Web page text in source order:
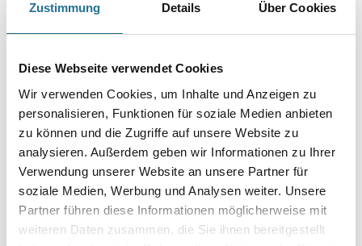
Zustimmung Details Über Cookies
Diese Webseite verwendet Cookies
Wir verwenden Cookies, um Inhalte und Anzeigen zu
personalisieren, Funktionen für soziale Medien anbieten
zu können und die Zugriffe auf unsere Website zu
analysieren. Außerdem geben wir Informationen zu Ihrer
Verwendung unserer Website an unsere Partner für
soziale Medien, Werbung und Analysen weiter. Unsere
Partner führen diese Informationen möglicherweise mit
weiteren Daten zusammen, die Sie ihnen bereitgestellt
- Sehr gut chemikalienbeständig
- Widerstandsfähig gegen mechanische Belastung
- Nasstemperaturbelastbar bis 40 °C
- Dauernassbelastbar
Verarbeitungstemp./Luftfeuchte
Werkstoff-, Umluft- und Untergrundtemperatur:Mind. 10 °C, max.
30 °CDie relative Luftfeuchtigkeit darf 80 % nicht überschreiten.
Die Untergrundtemperatur muss immer mindestens 3 °C über der